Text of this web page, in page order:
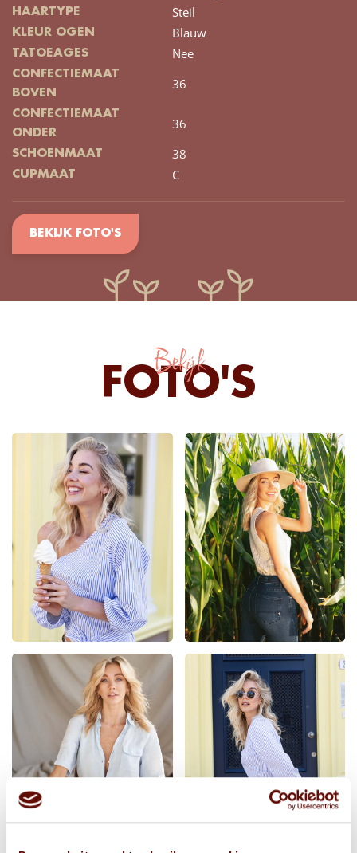
HAARTYPE Steil
KLEUR OGEN Blauw
TATOEAGES Nee
CONFECTIEMAAT
BOVEN
36
CONFECTIEMAAT
ONDER
36
SCHOENMAAT 38
CUPMAAT C
BEKIJK FOTO'S
Bekijk
FOTO'S